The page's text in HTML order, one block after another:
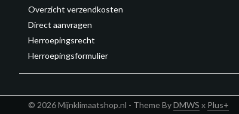
Overzicht verzendkosten
Direct aanvragen
Herroepingsrecht
Herroepingsformulier
© 2026 Mijnklimaatshop.nl - Theme ByDMWS x Plus+